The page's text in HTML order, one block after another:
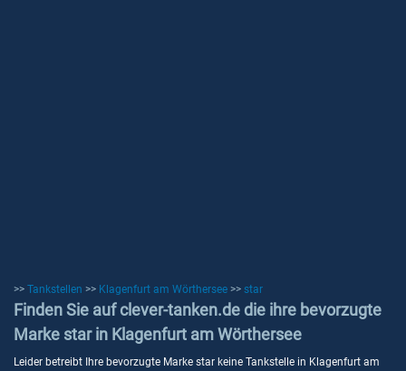
>> Tankstellen >> Klagenfurt am Wörthersee >> star
Finden Sie auf clever-tanken.de die ihre bevorzugte
Marke star in Klagenfurt am Wörthersee
Leider betreibt Ihre bevorzugte Marke star keine Tankstelle in Klagenfurt am